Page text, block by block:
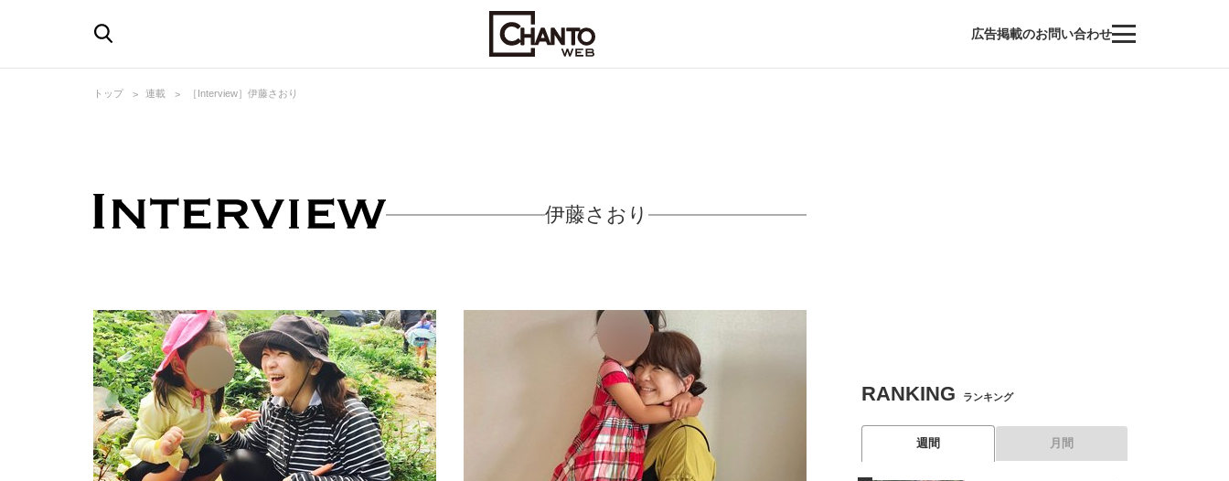
広告掲載のお問い合わせ
トップ 連載 ［Interview］伊藤さおり
伊藤さおり
RANKING ランキング
週間 月間